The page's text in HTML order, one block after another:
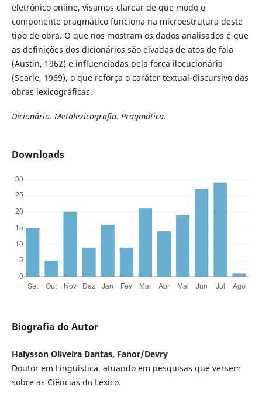
eletrônico online, visamos clarear de que modo o
componente pragmático funciona na microestrutura deste
tipo de obra. O que nos mostram os dados analisados é que
as definições dos dicionários são eivadas de atos de fala
(Austin, 1962) e influenciadas pela força ilocucionária
(Searle, 1969), o que reforça o caráter textual-discursivo das
obras lexicográficas.
Dicionário. Metalexicografia. Pragmática.
Downloads
Biografia do Autor
Halysson Oliveira Dantas, Fanor/Devry
Doutor em Linguística, atuando em pesquisas que versem
sobre as Ciências do Léxico.